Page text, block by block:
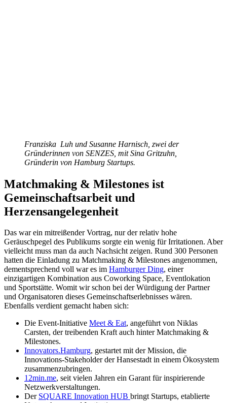
Franziska Luh und Susanne Harnisch, zwei der
Gründerinnen von SENZES, mit Sina Gritzuhn,
Gründerin von Hamburg Startups.
Matchmaking & Milestones ist
Gemeinschaftsarbeit und
Herzensangelegenheit
Das war ein mitreißender Vortrag, nur der relativ hohe
Geräuschpegel des Publikums sorgte ein wenig für Irritationen. Aber
vielleicht muss man da auch Nachsicht zeigen. Rund 300 Personen
hatten die Einladung zu Matchmaking & Milestones angenommen,
dementsprechend voll war es im Hamburger Ding, einer
einzigartigen Kombination aus Coworking Space, Eventlokation
und Sportstätte. Womit wir schon bei der Würdigung der Partner
und Organisatoren dieses Gemeinschaftserlebnisses wären.
Ebenfalls verdient gemacht haben sich:
Die Event-Initiative Meet & Eat, angeführt von Niklas
Carsten, der treibenden Kraft auch hinter Matchmaking &
Milestones.
Innovators.Hamburg, gestartet mit der Mission, die
Innovations-Stakeholder der Hansestadt in einem Ökosystem
zusammenzubringen.
12min.me, seit vielen Jahren ein Garant für inspirierende
Netzwerkverstaltungen.
Der SQUARE Innovation HUB bringt Startups, etablierte